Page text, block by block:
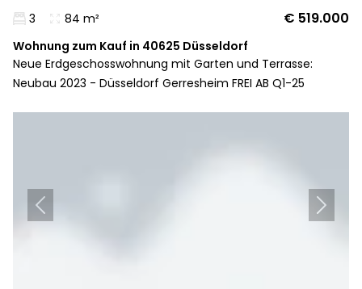
3 84 m² € 519.000
Wohnung zum Kauf in 40625 Düsseldorf
Neue Erdgeschosswohnung mit Garten und Terrasse:
Neubau 2023 - Düsseldorf Gerresheim FREI AB Q1-25